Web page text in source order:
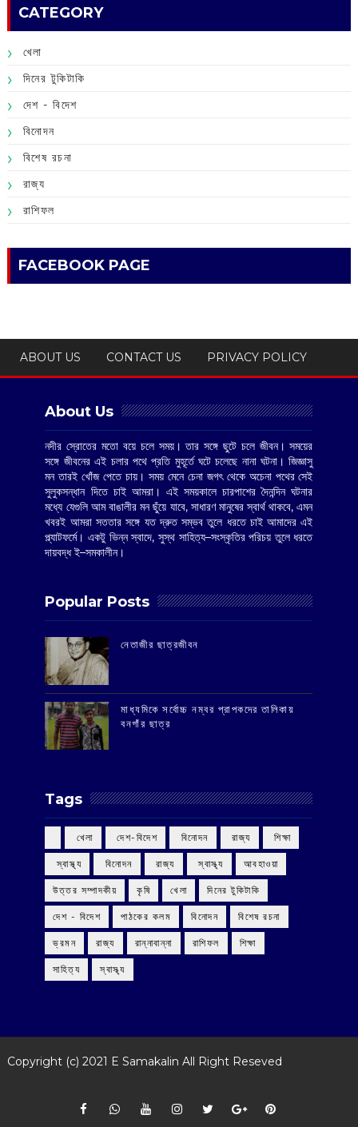
CATEGORY
খেলা
দিনের টুকিটাকি
দেশ - বিদেশ
বিনোদন
বিশেষ রচনা
রাজ্য
রাশিফল
FACEBOOK PAGE
ABOUT US CONTACT US PRIVACY POLICY
About Us
নদীর স্রোতের মতো বয়ে চলে সময়। তার সঙ্গে ছুটে চলে জীবন। সময়ের
সঙ্গে জীবনের এই চলার পথে প্রতি মুহূর্তে ঘটে চলেছে নানা ঘটনা। জিজ্ঞাসু
মন তারই খোঁজ পেতে চায়। সময় মেনে চেনা জগৎ থেকে অচেনা পথের সেই
সুলুকসন্ধান দিতে চাই আমরা। এই সময়কালে চারপাশের দৈনন্দিন ঘটনার
মধ্যে যেগুলি আম বাঙালীর মন ছুঁয়ে যাবে, সাধারণ মানুষের স্বার্থ থাকবে, এমন
খবরই আমরা সততার সঙ্গে যত দ্রুত সম্ভব তুলে ধরতে চাই আমাদের এই
প্ল্যাটফর্মে। একটু ভিন্ন স্বাদে, সুস্থ সাহিত্য–সংস্কৃতির পরিচয় তুলে ধরতে
দায়বদ্ধ ই–সমকালীন।
Popular Posts
‌নেতাজীর ছাত্রজীবন
মাধ্যমিকে সর্বোচ্চ নম্বর প্রাপকদের তালিকায়
বনগাঁর ছাত্র
Tags
‌ খেলা ‌ দেশ-বিদেশ ‌ বিনোদন ‌ রাজ্য ‌ শিক্ষা
‌ স্বাস্থ্য ‌ বিনোদন ‌ রাজ্য ‌ স্বাস্থ্য আবহাওয়া
উত্তর সম্পাদকীয় কৃষি খেলা দিনের টুকিটাকি
দেশ - বিদেশ পাঠকের কলম বিনোদন বিশেষ রচনা
ভ্রমন রাজ্য রান্নাবান্না রাশিফল শিক্ষা
সাহিত্য স্বাস্থ্য
Copyright (c) 2021 E Samakalin All Right Reseved